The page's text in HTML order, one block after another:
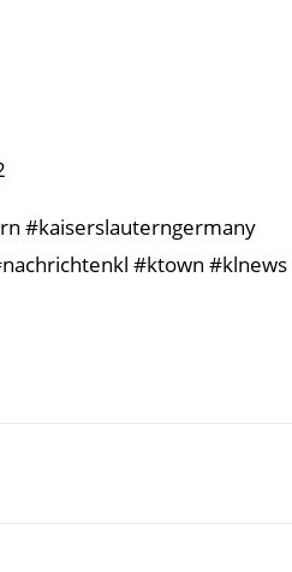
#kaiserslauterngermany
#ktown #klnews